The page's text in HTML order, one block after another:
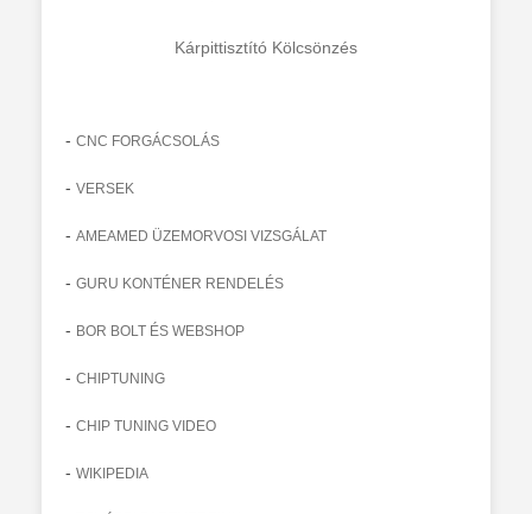
Kárpittisztító Kölcsönzés
- CNC FORGÁCSOLÁS
- VERSEK
- AMEAMED ÜZEMORVOSI VIZSGÁLAT
- GURU KONTÉNER RENDELÉS
- BOR BOLT ÉS WEBSHOP
- CHIPTUNING
- CHIP TUNING VIDEO
- WIKIPEDIA